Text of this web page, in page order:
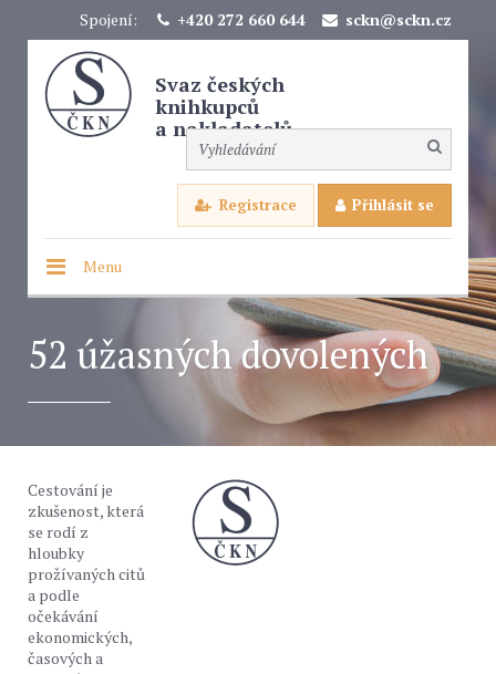
Spojení: +420 272 660 644 sckn@sckn.cz
Svaz českých
knihkupců
a nakladatelů
Registrace Přihlásit se
Menu
52 úžasných dovolených
Cestování je
zkušenost, která
se rodí z
hloubky
prožívaných citů
a podle
očekávání
ekonomických,
časových a